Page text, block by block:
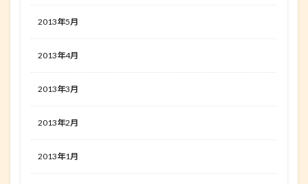
2013年5月
2013年4月
2013年3月
2013年2月
2013年1月